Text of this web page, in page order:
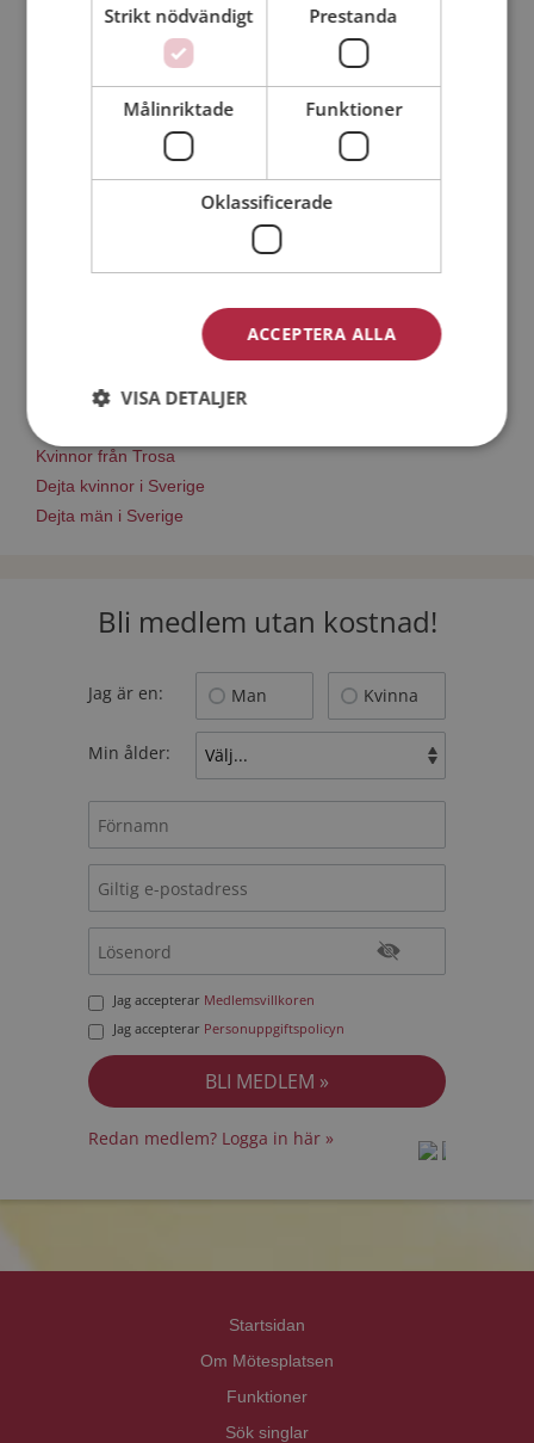
Mötesplatsen kan du blir medlem och söka bland tusentals
dejtingintresserade singlar i Trosa
Steg 2 - Så här fungerar våra sökfunktioner
Steg 3 - Tips på hur du tar kontakt
Läs mer om vad Mötesplatsens singlar tycker
Kvinnor från Trosa
Dejta kvinnor i Sverige
Dejta män i Sverige
Bli medlem utan kostnad!
Jag är en: Man Kvinna
Min ålder:
Jag accepterar Medlemsvillkoren
Jag accepterar Personuppgiftspolicyn
Redan medlem? Logga in här »
Startsidan
Om Mötesplatsen
Funktioner
Sök singlar
Strikt nödvändigt Prestanda
Målinriktade Funktioner
Oklassificerade
ACCEPTERA ALLA
VISA DETALJER